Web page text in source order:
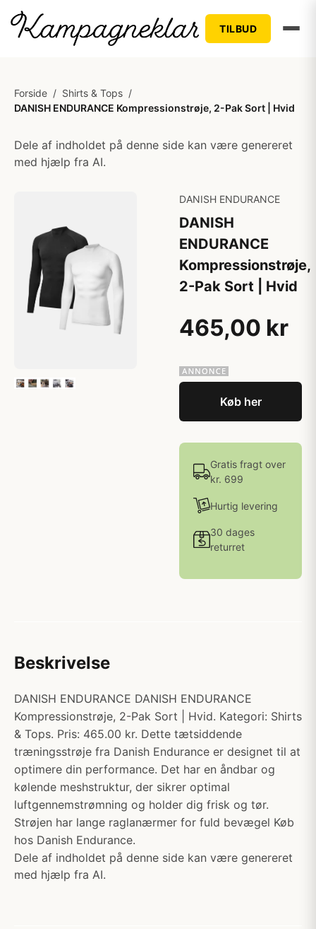
TILBUD
Forside / Shirts & Tops /
DANISH ENDURANCE Kompressionstrøje, 2-Pak Sort | Hvid
Dele af indholdet på denne side kan være genereret
med hjælp fra AI.
DANISH ENDURANCE
DANISH
ENDURANCE
Kompressionstrøje,
2-Pak Sort | Hvid
465,00 kr
Køb her
Gratis fragt over
kr. 699
Hurtig levering
30 dages
returret
Beskrivelse
DANISH ENDURANCE DANISH ENDURANCE
Kompressionstrøje, 2-Pak Sort | Hvid. Kategori: Shirts
& Tops. Pris: 465.00 kr. Dette tætsiddende
træningsstrøje fra Danish Endurance er designet til at
optimere din performance. Det har en åndbar og
kølende meshstruktur, der sikrer optimal
luftgennemstrømning og holder dig frisk og tør.
Strøjen har lange raglanærmer for fuld bevægel Køb
hos Danish Endurance.
Dele af indholdet på denne side kan være genereret
med hjælp fra AI.